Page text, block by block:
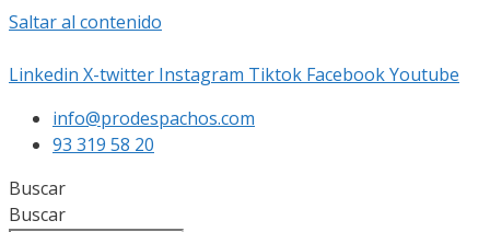
Saltar al contenido
Linkedin X-twitter Instagram Tiktok FacebookYoutube
info@prodespachos.com
93 319 58 20
Buscar
Buscar